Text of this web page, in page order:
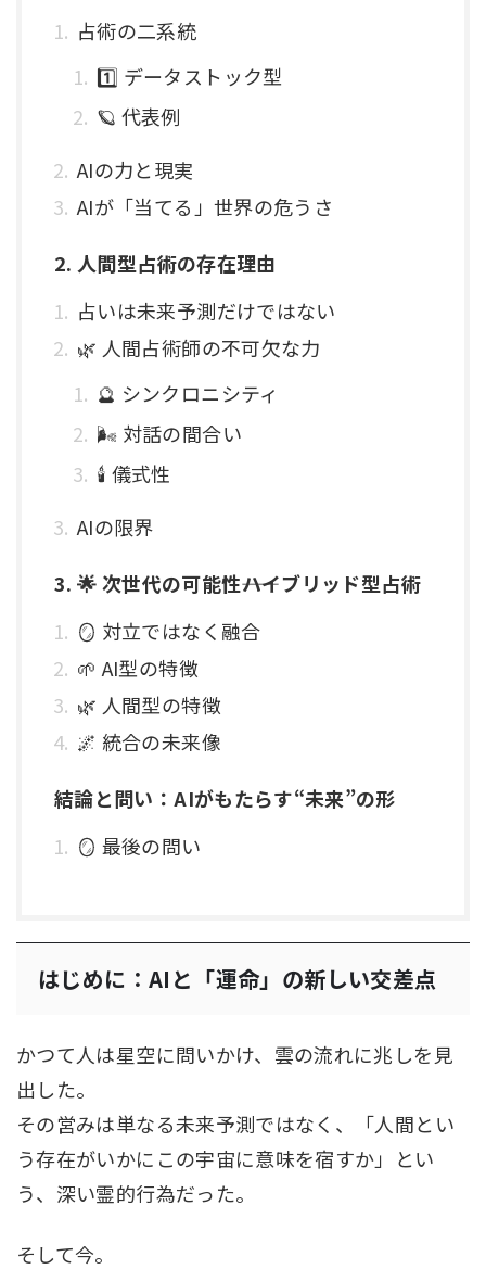
占術の二系統
1️⃣ データストック型
🪐 代表例
AIの力と現実
AIが「当てる」世界の危うさ
2. 人間型占術の存在理由
占いは未来予測だけではない
🌿 人間占術師の不可欠な力
🔮 シンクロニシティ
🌬 対話の間合い
🕯 儀式性
AIの限界
3. 🌟 次世代の可能性――ハイブリッド型占術
🪞 対立ではなく融合
🌱 AI型の特徴
🌿 人間型の特徴
🌌 統合の未来像
結論と問い：AIがもたらす“未来”の形
🪞 最後の問い
はじめに：AIと「運命」の新しい交差点
かつて人は星空に問いかけ、雲の流れに兆しを見
出した。
その営みは単なる未来予測ではなく、「人間とい
う存在がいかにこの宇宙に意味を宿すか」とい
う、深い霊的行為だった。
そして今。